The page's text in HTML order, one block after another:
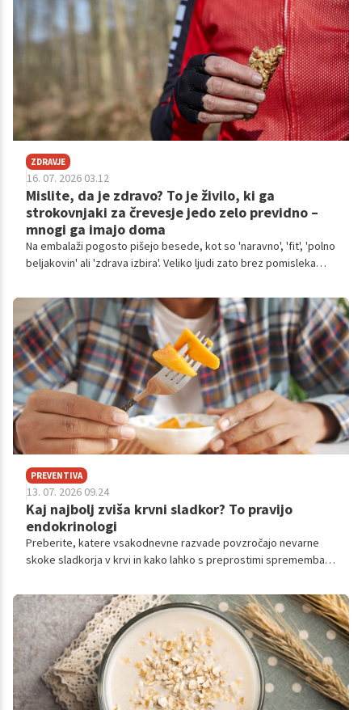
ZDRAVJE
16. 07. 2026 03.12
Mislite, da je zdravo? To je živilo, ki ga
strokovnjaki za črevesje jedo zelo previdno –
mnogi ga imajo doma
Na embalaži pogosto pišejo besede, kot so 'naravno', 'fit', 'polno
beljakovin' ali 'zdrava izbira'. Veliko ljudi zato brez pomisleka
PREVENTIVA
13. 07. 2026 09.24
Kaj najbolj zviša krvni sladkor? To pravijo
endokrinologi
Preberite, katere vsakodnevne razvade povzročajo nevarne
skoke sladkorja v krvi in kako lahko s preprostimi spremembami